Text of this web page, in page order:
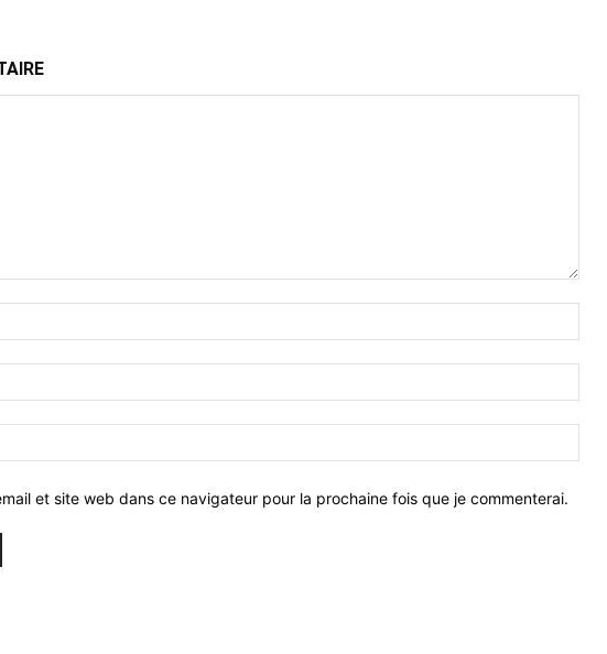
et site web dans ce navigateur pour la prochaine fois que je commenterai.